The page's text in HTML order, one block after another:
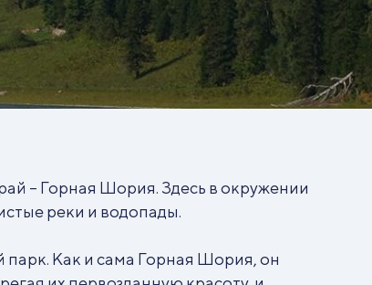
– Горная Шория. Здесь в окружении
реки и водопады.
парк. Как и сама Горная Шория, он